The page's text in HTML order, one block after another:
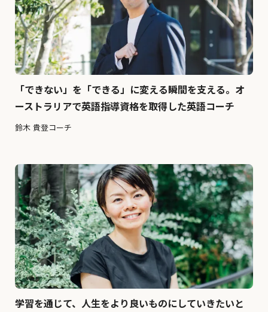
「できない」を「できる」に変える瞬間を支える。オ
ーストラリアで英語指導資格を取得した英語コーチ
鈴木 貴登コーチ
学習を通じて、人生をより良いものにしていきたいと